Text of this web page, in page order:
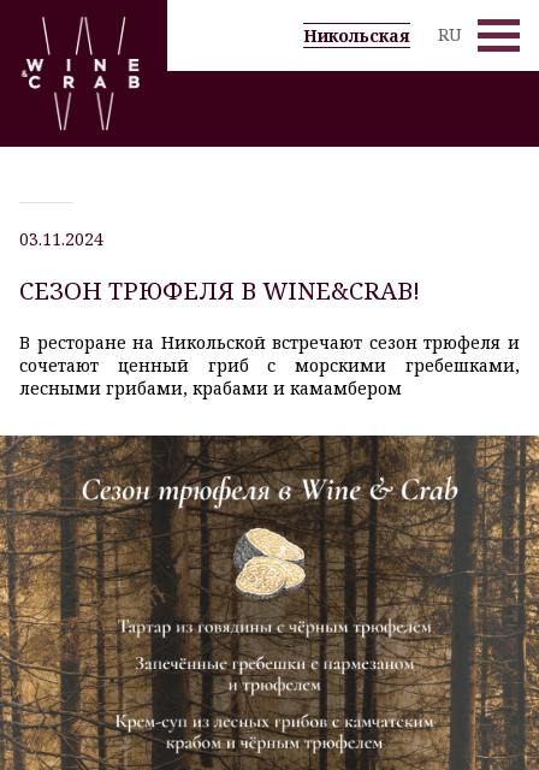
Галерея
Grassl Glass
Спецпредложения
Контакты
+7 (495) 621-73-29
+7 (495) 621-53-29
Заказать столик
RU
Никольская
03.11.2024
СЕЗОН ТРЮФЕЛЯ В WINE&CRAB!
В ресторане на Никольской встречают сезон трюфеля и
сочетают ценный гриб с морскими гребешками,
лесными грибами, крабами и камамбером